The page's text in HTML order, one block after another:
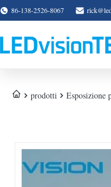
86-138-2526-8067
prodotti Esposizione